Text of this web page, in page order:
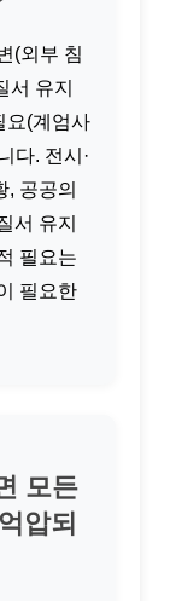
(외부 침
서 유지
요(계엄사
다. 전시·
, 공공의
서 유지
필요는
필요한
모든
압되